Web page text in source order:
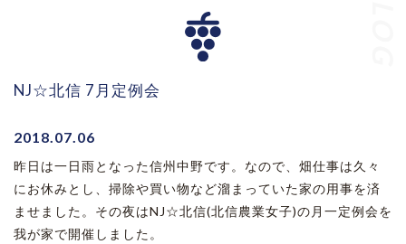
お問い合わせ
NJ☆北信 7月定例会
2018.07.06
昨日は一日雨となった信州中野です。なので、畑仕事は久々
にお休みとし、掃除や買い物など溜まっていた家の用事を済
ませました。その夜はNJ☆北信(北信農業女子)の月一定例会を
我が家で開催しました。